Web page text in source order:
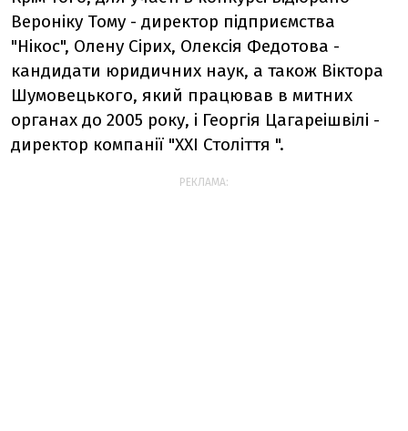
Вероніку Тому - директор підприємства
"Нікос", Олену Сірих, Олексія Федотова -
кандидати юридичних наук, а також Віктора
Шумовецького, який працював в митних
органах до 2005 року, і Георгія Цагареішвілі -
директор компанії "XXI Століття ".
РЕКЛАМА: